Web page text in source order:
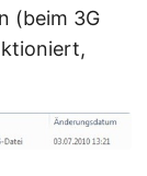
(beim 3G